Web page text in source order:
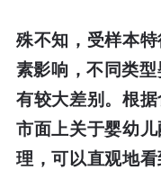
殊不知，受样本
素影响，不同类
有较大差别。根
市面上关于婴幼
理，可以直观地